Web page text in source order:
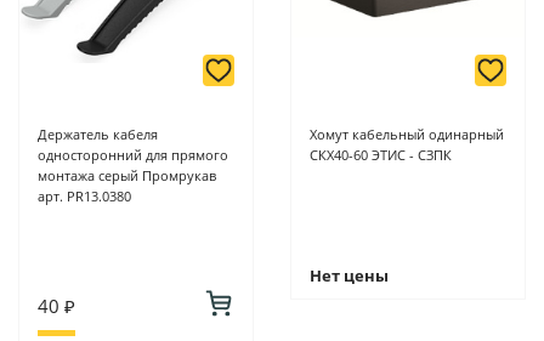
Держатель кабеля
односторонний для прямого
монтажа серый Промрукав
арт. PR13.0380
40 ₽
Хомут кабельный одинарный
СКХ40-60 ЭТИС - СЗПК
Нет цены